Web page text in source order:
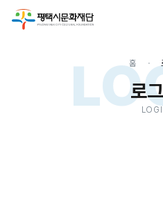
홈
로